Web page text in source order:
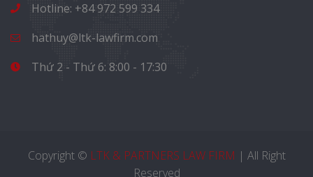
Hotline: +84 972 599 334
hathuy@ltk-lawfirm.com
Thứ 2 - Thứ 6: 8:00 - 17:30
Copyright © LTK & PARTNERS LAW FIRM | All Right
Reserved